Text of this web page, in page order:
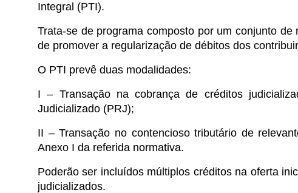
Integral (PTI).
Trata-se de programa composto por um conjunto
de promover a regularização de débitos dos
O PTI prevê duas modalidades:
I – Transação na cobrança de créditos
Judicializado (PRJ);
II – Transação no contencioso tributário de
Anexo I da referida normativa.
Poderão ser incluídos múltiplos créditos na oferta
judicializados.